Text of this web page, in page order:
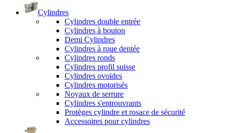
Cylindres
Cylindres double entrée
Cylindres à bouton
Demi Cylindres
Cylindres à roue dentée
Cylindres ronds
Cylindres profil suisse
Cylindres ovoïdes
Cylindres motorisés
Noyaux de serrure
Cylindres s'entrouvrants
Protèges cylindre et rosace de sécurité
Accessoires pour cylindres